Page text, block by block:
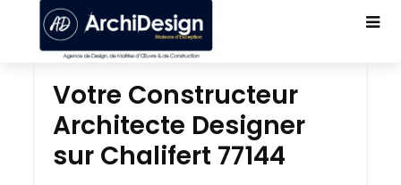
Votre Constructeur
Architecte Designer
sur Chalifert 77144